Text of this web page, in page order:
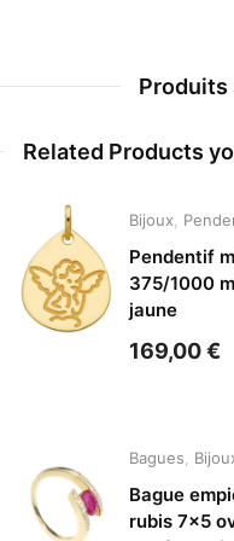
Produits
Related Products
Bijoux
Pendentif
375/1000
jaune
169,00€
Bagues
Bague
rubis 7×5